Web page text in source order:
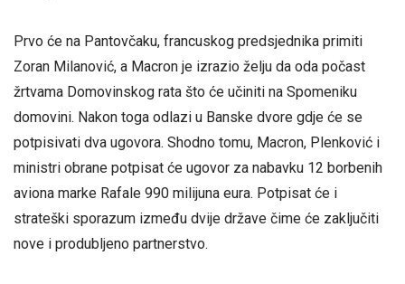
Prvo će na Pantovčaku, francuskog predsjednika primiti
Zoran Milanović, a Macron je izrazio želju da oda počast
žrtvama Domovinskog rata što će učiniti na Spomeniku
domovini. Nakon toga odlazi u Banske dvore gdje će se
potpisivati dva ugovora. Shodno tomu, Macron, Plenković i
ministri obrane potpisat će ugovor za nabavku 12 borbenih
aviona marke Rafale 990 milijuna eura. Potpisat će i
strateški sporazum između dvije države čime će zaključiti
nove i produbljeno partnerstvo.